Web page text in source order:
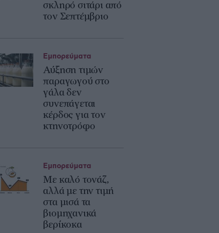
σκληρό σιτάρι από
τον Σεπτέμβριο
Αύξηση τιμών
παραγωγού στο
γάλα δεν
συνεπάγεται
κέρδος για τον
κτηνοτρόφο
Εμπορεύματα
Με καλό τονάζ,
αλλά με την τιμή
στα μισά τα
βιομηχανικά
βερίκοκα
Εμπορεύματα